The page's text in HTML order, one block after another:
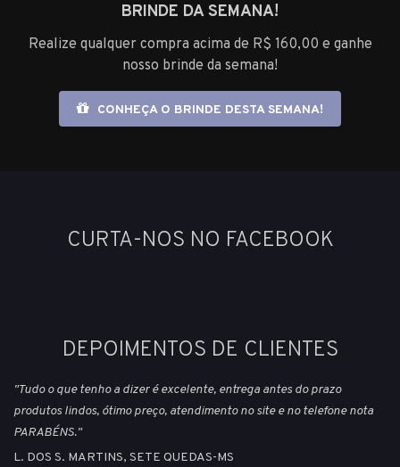
BRINDE DA SEMANA!
Realize qualquer compra acima de R$ 160,00 e ganhe
nosso brinde da semana!
CONHEÇA O BRINDE DESTA SEMANA!
CURTA-NOS NO FACEBOOK
DEPOIMENTOS DE CLIENTES
"Tudo o que tenho a dizer é excelente, entrega antes do prazo
produtos lindos, ótimo preço, atendimento no site e no telefone nota
PARABÉNS."
L. DOS S. MARTINS, SETE QUEDAS-MS